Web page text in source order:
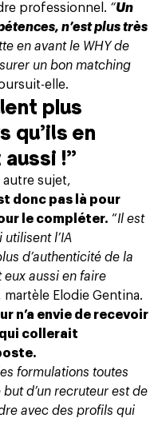
professionnel. “Un
n’est plus très
en avant le WHY de
un bon matching
elle.
plus
qu’ils en
!”
autre sujet,
donc pas là pour
le compléter. “Il est
l’IA
d’authenticité de la
aussi en faire
martèle Elodie Gentina.
n’a envie de recevoir
qui collerait
formulations toutes
d’un recruteur est de
avec des profils qui